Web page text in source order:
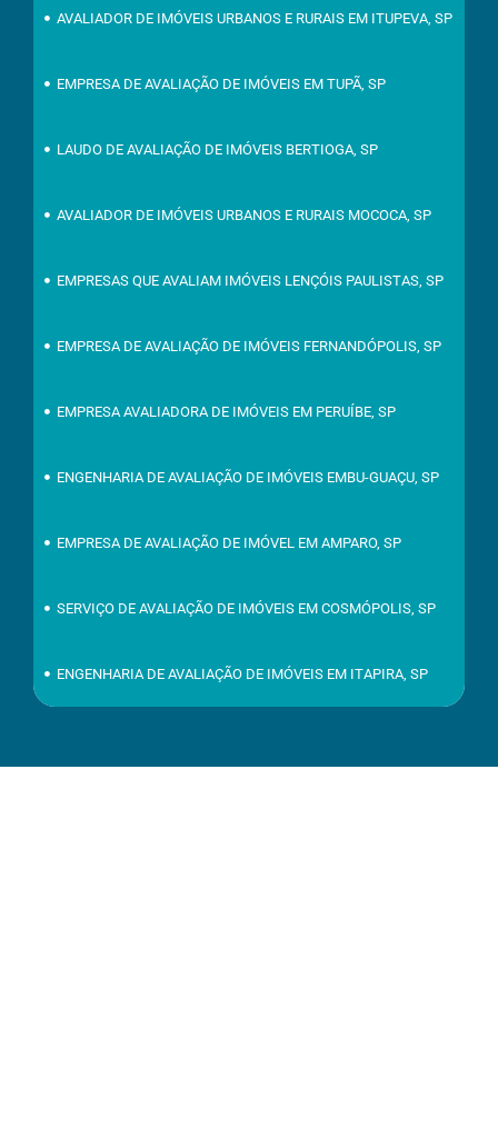
AVALIADOR DE IMÓVEIS URBANOS E RURAIS EM ITUPEVA, SP
EMPRESA DE AVALIAÇÃO DE IMÓVEIS EM TUPÃ, SP
LAUDO DE AVALIAÇÃO DE IMÓVEIS BERTIOGA, SP
AVALIADOR DE IMÓVEIS URBANOS E RURAIS MOCOCA, SP
EMPRESAS QUE AVALIAM IMÓVEIS LENÇÓIS PAULISTAS, SP
EMPRESA DE AVALIAÇÃO DE IMÓVEIS FERNANDÓPOLIS, SP
EMPRESA AVALIADORA DE IMÓVEIS EM PERUÍBE, SP
ENGENHARIA DE AVALIAÇÃO DE IMÓVEIS EMBU-GUAÇU, SP
EMPRESA DE AVALIAÇÃO DE IMÓVEL EM AMPARO, SP
SERVIÇO DE AVALIAÇÃO DE IMÓVEIS EM COSMÓPOLIS, SP
ENGENHARIA DE AVALIAÇÃO DE IMÓVEIS EM ITAPIRA, SP